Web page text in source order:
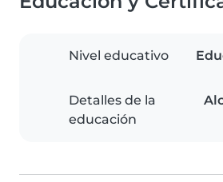
Nivel educativo
Detalles de la
educación